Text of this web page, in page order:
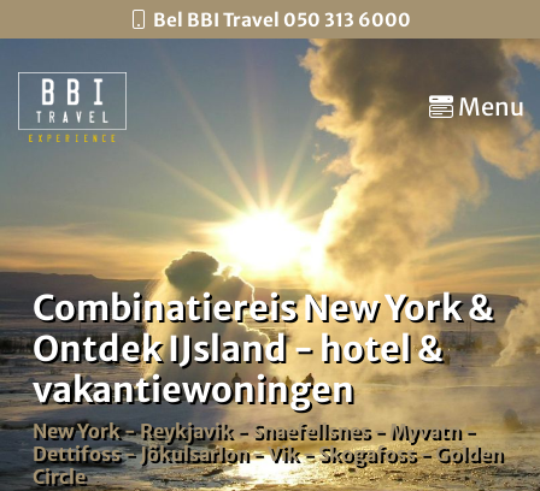
Bel BBI Travel 050 313 6000
Menu
Combinatiereis New York &
Ontdek IJsland - hotel &
vakantiewoningen
New York - Reykjavik - Snaefellsnes - Myvatn -
Dettifoss - Jökulsarlon - Vik - Skogafoss - Golden
Circle